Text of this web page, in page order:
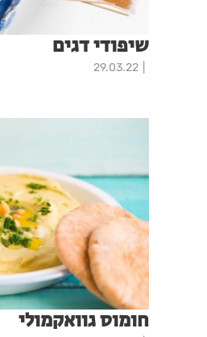
שיפודי דגים
29.03.22
חומוס גוואקמולי